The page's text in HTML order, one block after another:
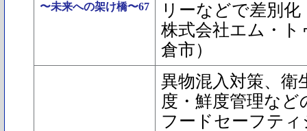
〜未来への架け橋〜67
リーなどで差別
株式会社エム・ト
倉市）
異物混入対策、衛
度・鮮度管理など
フードセーフテ